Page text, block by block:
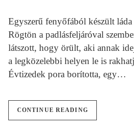
Egyszerű fenyőfából készült
Rögtön a padlásfeljáróval
látszott, hogy örült, aki annak
a legközelebbi helyen le is
Évtizedek pora borította, egy…
CONTINUE READING